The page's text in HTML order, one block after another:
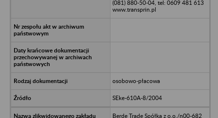
(081) 880-50-04, tel: 0609 481 613
www.transprin.pl
osobowo-płacowa
SEke-610A-8/2004
Berde Trade Spółka z o.o./n00-682